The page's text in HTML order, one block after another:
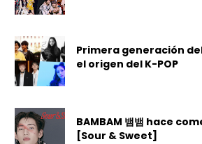
Primera generación del
el origen del K-POP
BAMBAM 뱀뱀 hace
[Sour & Sweet]